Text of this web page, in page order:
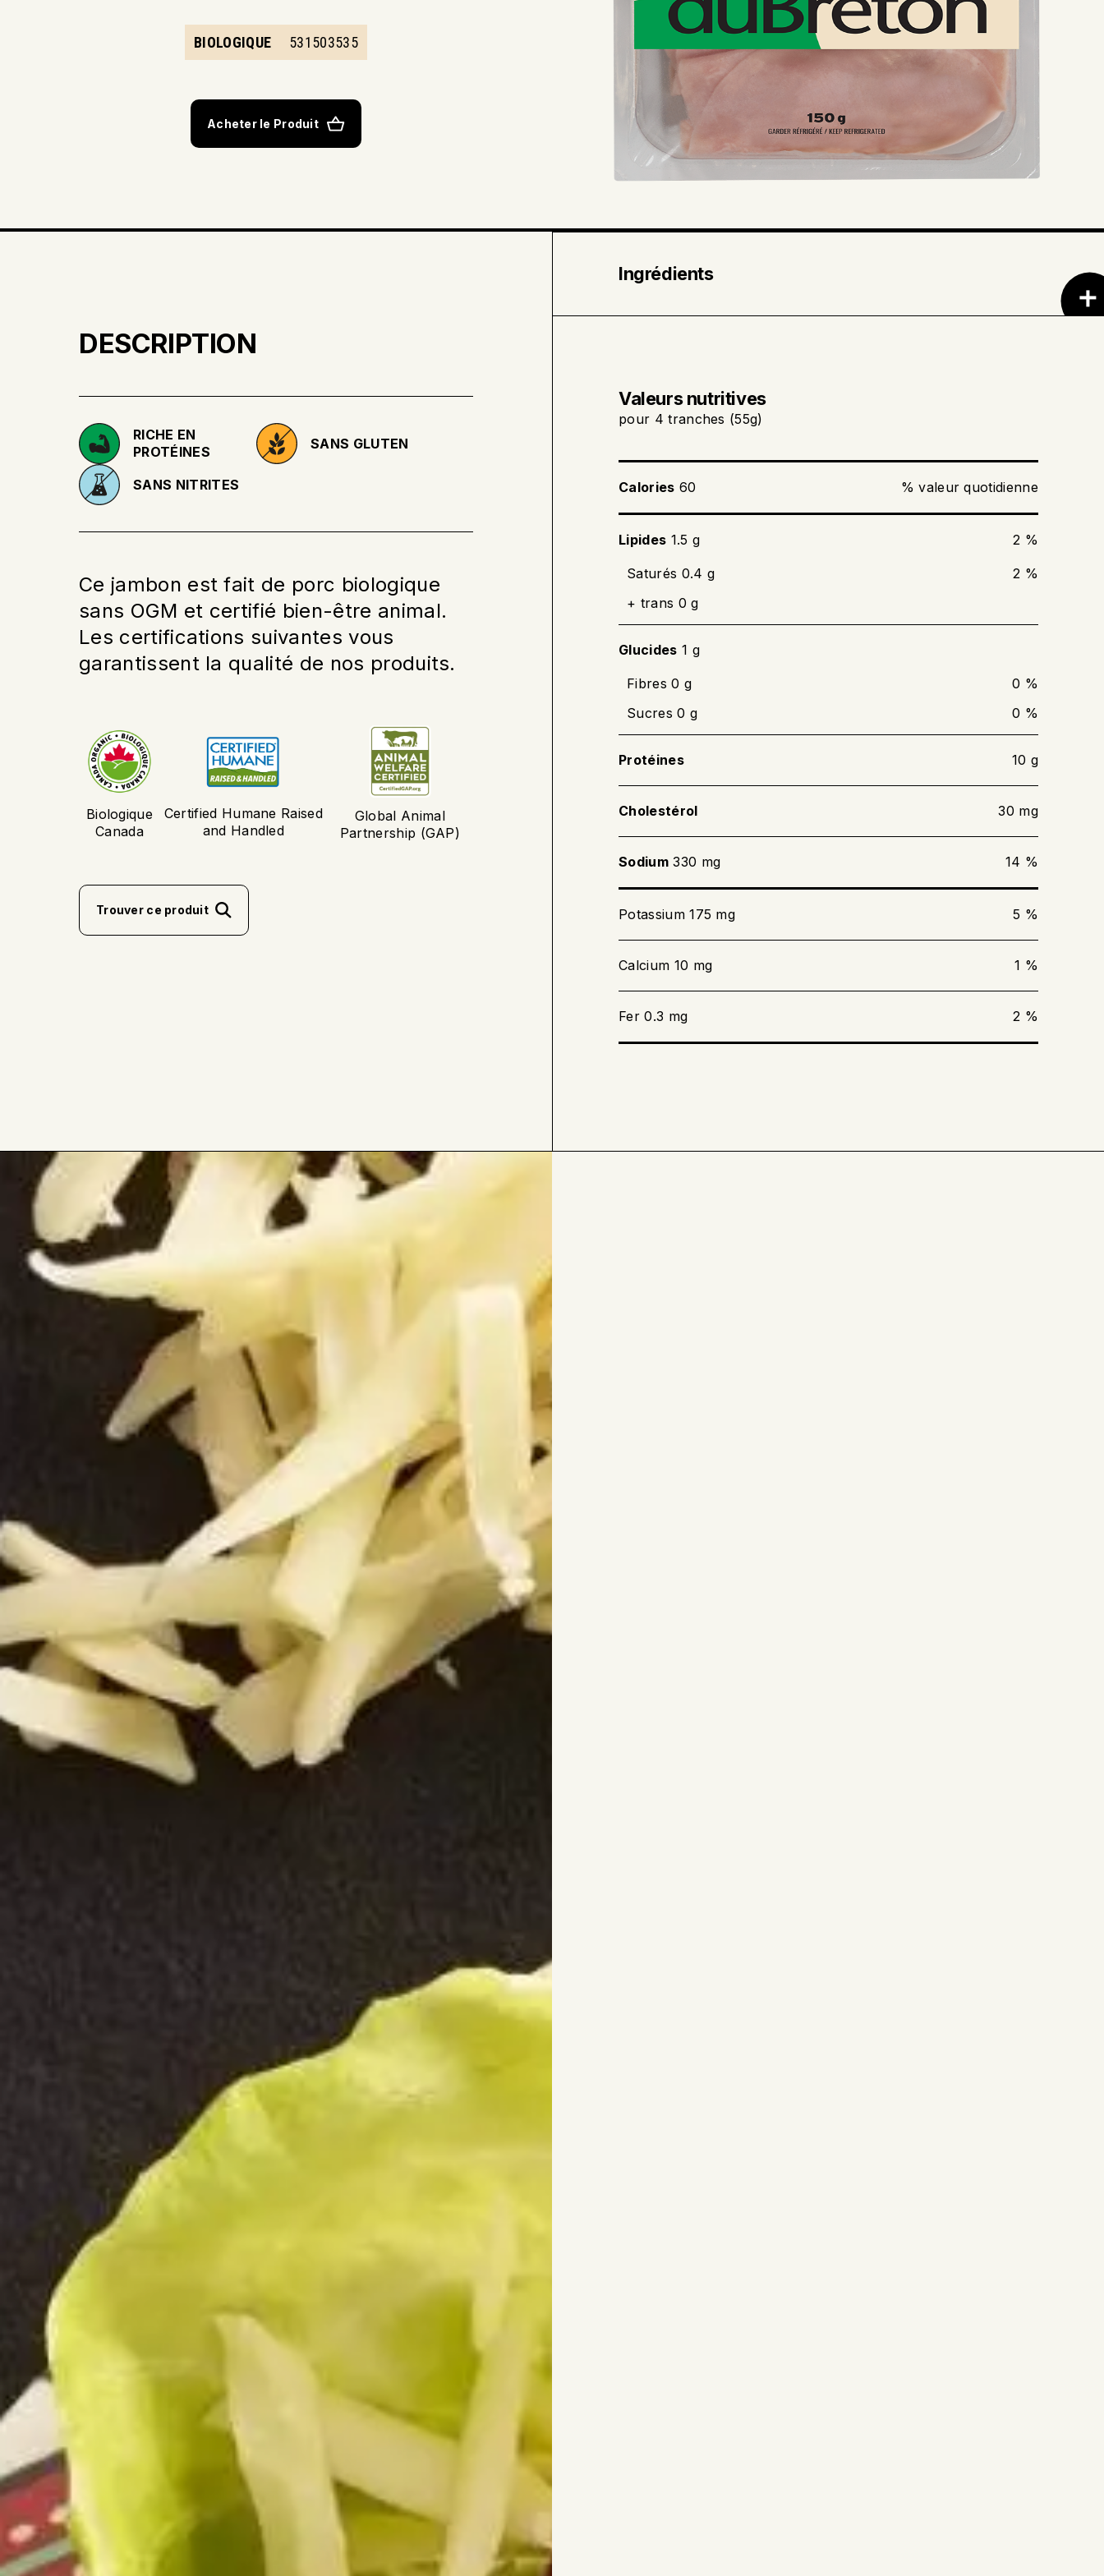
BIOLOGIQUE 531503535
Acheter le Produit
DESCRIPTION
RICHE EN
PROTÉINES
SANS GLUTEN
SANS NITRITES
Ce jambon est fait de porc biologique
sans OGM et certifié bien-être animal.
Les certifications suivantes vous
garantissent la qualité de nos produits.
Biologique
Canada
Certified Humane Raised
and Handled
Global Animal
Partnership (GAP)
Trouver ce produit
Ingrédients
Valeurs nutritives
pour 4 tranches (55g)
Calories 60 % valeur quotidienne
Lipides 1.5 g 2 %
Saturés 0.4 g
2 %
+ trans 0 g
Glucides 1 g
Fibres 0 g
0 %
Sucres 0 g
0 %
Protéines 10 g
Cholestérol 30 mg
Sodium330 mg 14 %
Potassium 175 mg 5 %
Calcium 10 mg 1 %
Fer 0.3 mg 2 %